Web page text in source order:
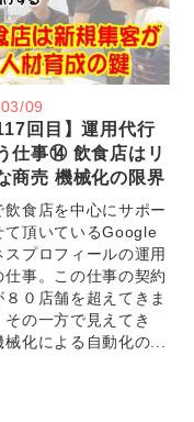
09
回目】運用代行
仕事⑭ 飲食店はリ
商売 機械化の限界
飲食店を中心にサポー
て頂いているGoogle
スプロフィールの運用
仕事。この仕事の契約
８０店舗を超えてきま
その一方で見えてき
械化による自動化の...